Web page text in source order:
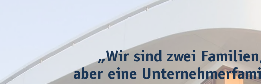
„Wir sind zwei
aber eine